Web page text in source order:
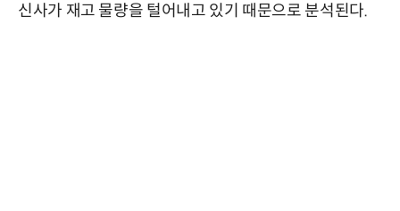
신사가 재고 물량을 털어내고 있기 때문으로 분석된다.